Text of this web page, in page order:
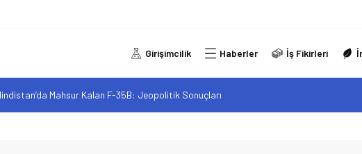
Girişimcilik Haberler İş Fikirleri